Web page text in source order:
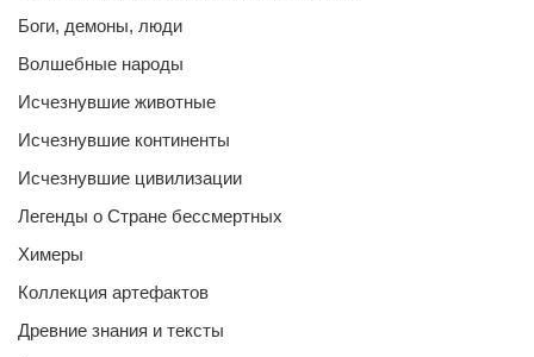
Боги, демоны, люди
Волшебные народы
Исчезнувшие животные
Исчезнувшие континенты
Исчезнувшие цивилизации
Легенды о Стране бессмертных
Химеры
Коллекция артефактов
Древние знания и тексты